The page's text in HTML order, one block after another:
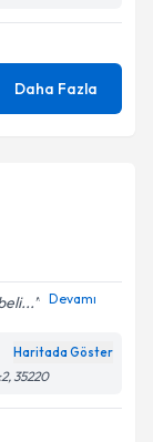
Daha Fazla
Devamı
Haritada Göster
35220